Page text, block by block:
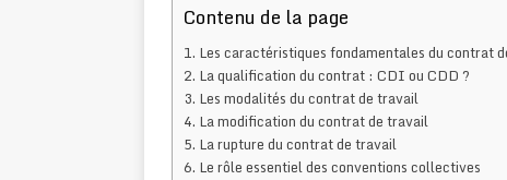
Contenu de la page
Les caractéristiques fondamentales du contrat
La qualification du contrat : CDI ou CDD ?
Les modalités du contrat de travail
La modification du contrat de travail
La rupture du contrat de travail
Le rôle essentiel des conventions collectives